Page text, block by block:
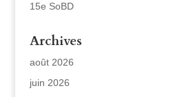
15e SoBD
Archives
août 2026
juin 2026